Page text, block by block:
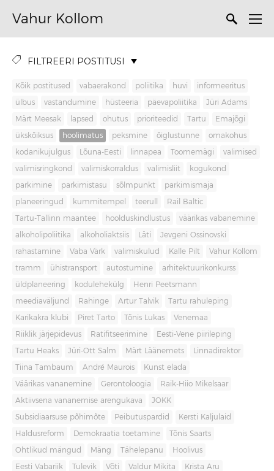
Vahur Kollom
FILTREERI POSTITUSI
Kõik postitused vabaerakond poliitika huvi informeeritus
ülbus vastandumine hüsteeria päevapoliitika Jüri Adams
Märt Meesak lapsed ohutus prioriteedid Tartu Emajõgi
ükskõiksus hoolimatus peksmine õiglustunne omakohus
kodanikujulgus Lõuna-Eesti linnapea Toomemägi valimised
valimisringkond valimiskorraldus valimisliit kogukond
parkimine parkimistasu sõlmpunkt parkimismaja
planeeringud kummitempel teerull Rail Baltic
Tartu-Tallinn maantee hoolduskindlustus väärikas vabanemine
alkoholipoliitika alkoholiaktsiis Läti Jevgeni Ossinovski
rahastamine Vaba Värk valimiskulud Kalle Pilt Vahur Kollom
tramm ühistransport autostumine arhitektuurikonkurss
üldplaneering kodulehekülg Henri Peetsmann
meediaväljund Rahinge Artur Talvik Tartu rahuleping
Karikakra klubi Piret Tarto Tõnis Lukas Venemaa
Riiklik järjepidevus Ratifitseerimine Eesti-Vene piirileping
Tartu Heaks Jüri-Ott Salm Märt Läänemets Linnadirektor
Tiina Tambaum André Maurois Kunst elada
Väärikas vananemine Gerontoloogia Raik-Hiio Mikelsaar
Aktiivsena vananemise arengukava JOKK
Subsidiaarsuse põhimõte Peibutuspardid Kersti Kaljulaid
Haldusreform Demokraatia toetamine Tõnis Saarts
Ohtlikud mängud Mäng Tähelepanu Hoolivus
Eesti Vabariik Tulevik Võti Valdur Mikita Krista Aru